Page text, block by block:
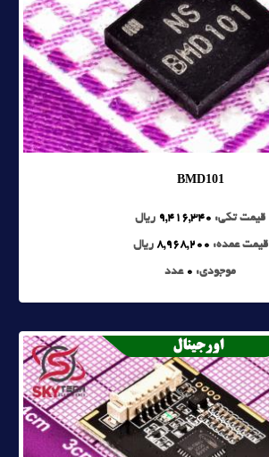
BMD101
قیمت تکی: 9,416,340 ریال
قیمت عمده: 8,968,200 ریال
موجودی: 0 عدد